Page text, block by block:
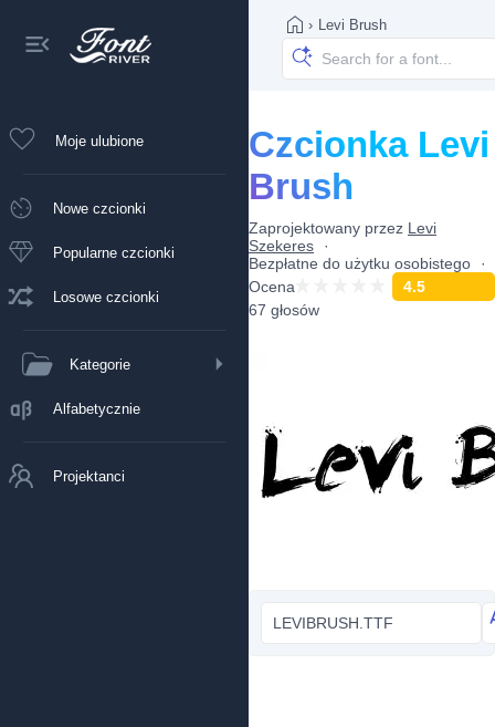
Moje ulubione
Nowe czcionki
Popularne czcionki
Losowe czcionki
Kategorie
Alfabetycznie
Projektanci
› Levi Brush
Czcionka Levi
Brush
Zaprojektowany przez Levi
Szekeres
Bezpłatne do użytku osobistego
Ocena
4.5
67 głosów
LEVIBRUSH.TTF